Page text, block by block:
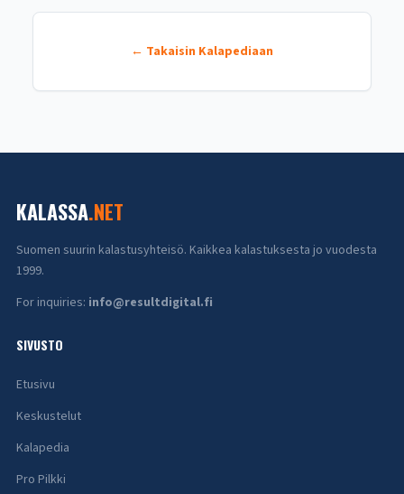
← Takaisin Kalapediaan
KALASSA.NET
Suomen suurin kalastusyhteisö. Kaikkea kalastuksesta jo vuodesta
1999.
For inquiries: info@resultdigital.fi
SIVUSTO
Etusivu
Keskustelut
Kalapedia
Pro Pilkki